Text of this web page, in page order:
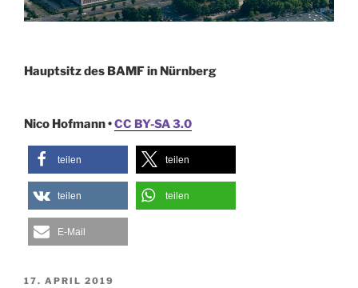
Hauptsitz des BAMF in Nürnberg
Nico Hofmann •CC BY-SA 3.0
teilen teilen
teilen teilen
E-Mail
VERÖFFENTLICHT
17. APRIL 2019